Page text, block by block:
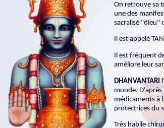
On retrouve sa
une des
sacralisé "dieu"
Il est appelé
Il est fréquent
améliore leur
DHANVANTARI
monde.
médicaments à
protectrices du
Très habile